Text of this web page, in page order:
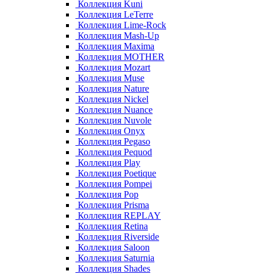
Коллекция Kuni
Коллекция LeTerre
Коллекция Lime-Rock
Коллекция Mash-Up
Коллекция Maxima
Коллекция MOTHER
Коллекция Mozart
Коллекция Muse
Коллекция Nature
Коллекция Nickel
Коллекция Nuance
Коллекция Nuvole
Коллекция Onyx
Коллекция Pegaso
Коллекция Pequod
Коллекция Play
Коллекция Poetique
Коллекция Pompei
Коллекция Pop
Коллекция Prisma
Коллекция REPLAY
Коллекция Retina
Коллекция Riverside
Коллекция Saloon
Коллекция Saturnia
Коллекция Shades